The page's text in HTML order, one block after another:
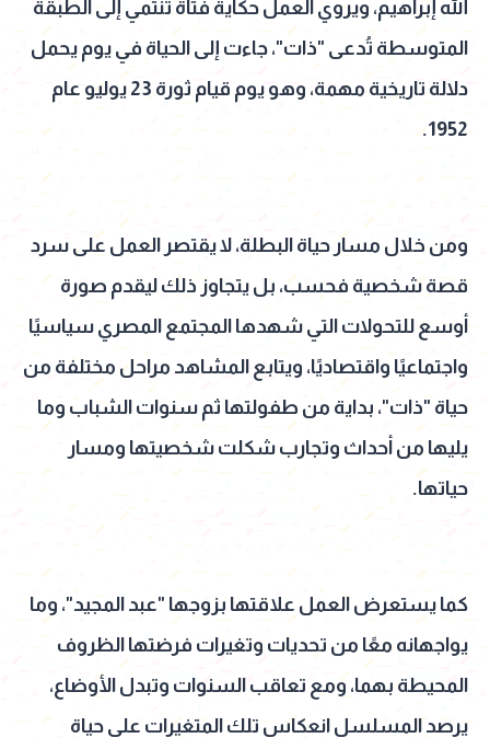
الله إبراهيم، ويروي العمل حكاية فتاة تنتمي إلى الطبقة
المتوسطة تُدعى "ذات"، جاءت إلى الحياة في يوم يحمل
دلالة تاريخية مهمة، وهو يوم قيام ثورة 23 يوليو عام
1952.
ومن خلال مسار حياة البطلة، لا يقتصر العمل على سرد
قصة شخصية فحسب، بل يتجاوز ذلك ليقدم صورة
أوسع للتحولات التي شهدها المجتمع المصري سياسيًا
واجتماعيًا واقتصاديًا، ويتابع المشاهد مراحل مختلفة من
حياة "ذات"، بداية من طفولتها ثم سنوات الشباب وما
يليها من أحداث وتجارب شكلت شخصيتها ومسار
حياتها.
كما يستعرض العمل علاقتها بزوجها "عبد المجيد"، وما
يواجهانه معًا من تحديات وتغيرات فرضتها الظروف
المحيطة بهما، ومع تعاقب السنوات وتبدل الأوضاع،
يرصد المسلسل انعكاس تلك المتغيرات على حياة